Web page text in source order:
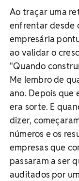
Ao traçar uma
enfrentar desde
empresária
ao validar o
"Quando
Me lembro de
ano. Depois que
era sorte. E
dizer,
números e os
empresas que
passaram a ser
auditados por